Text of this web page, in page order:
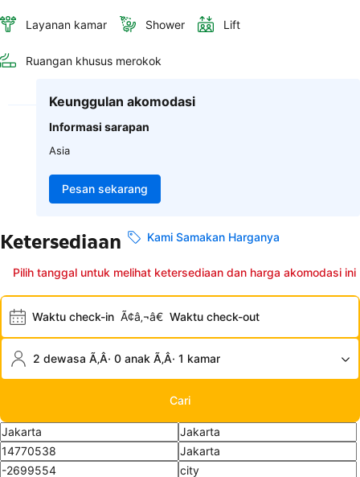
Layanan kamar Shower Lift
Ruangan khusus merokok
Keunggulan akomodasi
Informasi sarapan
Asia
Pesan sekarang
Ketersediaan Kami Samakan Harganya
Pilih tanggal untuk melihat ketersediaan dan harga akomodasi ini
Waktu check-in Ã¢â‚¬â€ Waktu check-out
2 dewasa Ã‚Â· 0 anak Ã‚Â· 1 kamar
Cari